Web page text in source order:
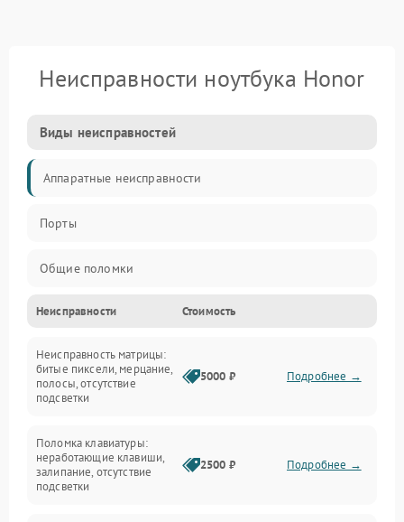
Неисправности ноутбука Honor
Виды неисправностей
Аппаратные неисправности
Порты
Общие поломки
Устройства
Программные ошибки
Электрические и системные сбои
Интерфейсные проблемы
Батарея
Неисправности Стоимость
Неисправность матрицы:
битые пиксели, мерцание,
полосы, отсутствие
подсветки
5000 ₽ Подробнее →
Поломка клавиатуры:
неработающие клавиши,
залипание, отсутствие
подсветки
2500 ₽ Подробнее →